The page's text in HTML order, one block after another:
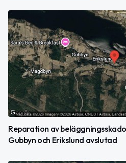
Reparation av
Gubbyn och Erikslund avslutad